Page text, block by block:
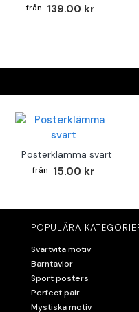
139.00 kr
Posterklämma svart
15.00 kr
POPULÄRA
Svartvita motiv
Barntavlor
Sport posters
Perfect pair
Mystiska motiv